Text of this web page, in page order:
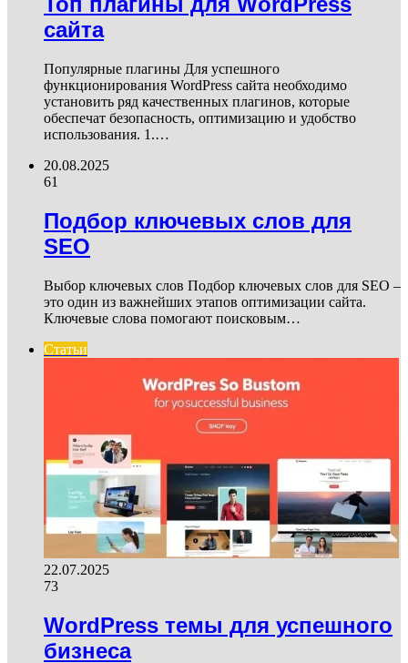
сайта
Популярные плагины Для успешного
функционирования WordPress сайта необходимо
установить ряд качественных плагинов, которые
обеспечат безопасность, оптимизацию и удобство
использования. 1.…
20.08.2025
61
Подбор ключевых слов для
SEO
Выбор ключевых слов Подбор ключевых слов для SEO –
это один из важнейших этапов оптимизации сайта.
Ключевые слова помогают поисковым…
Статьи
22.07.2025
73
WordPress темы для успешного
бизнеса